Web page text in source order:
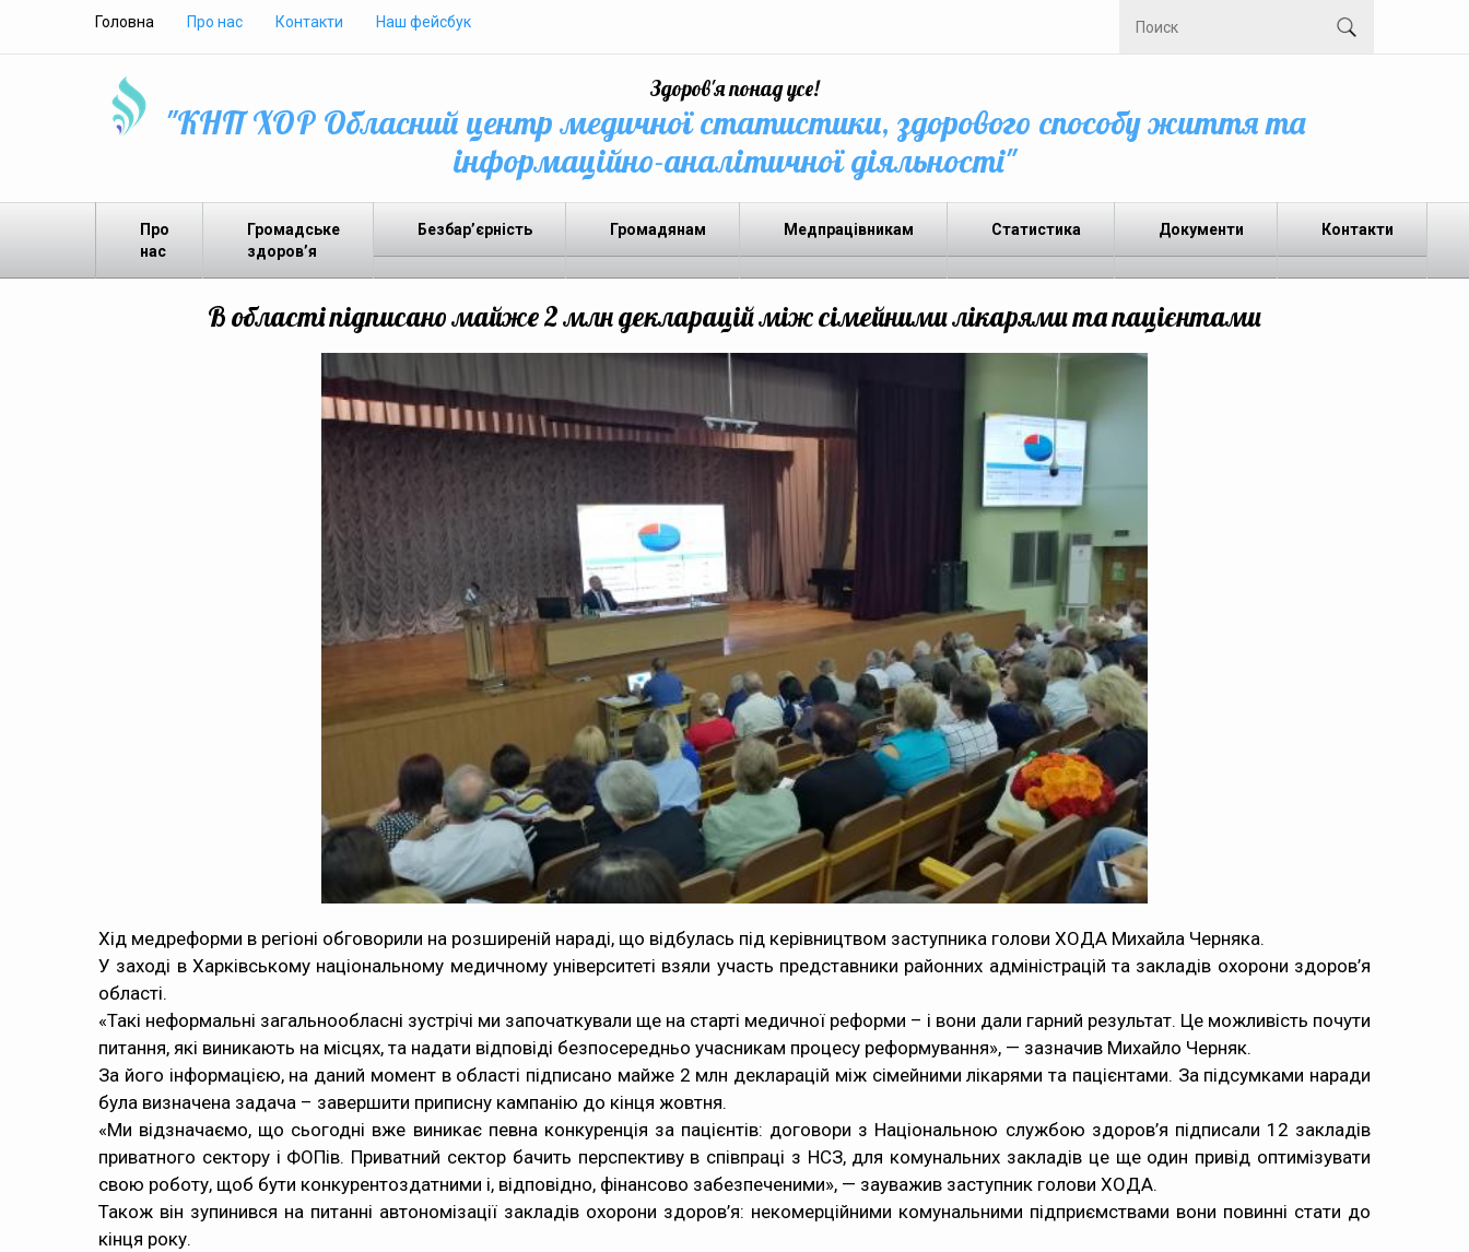
Головна Про нас Контакти Наш фейсбук
Здоров'я понад усе!
"КНП ХОР Обласний центр медичної статистики, здорового способу життя та
інформаційно-аналітичної діяльності"
Про
нас
Громадське
здоров’я
Безбар’єрність Громадянам Медпрацівникам Статистика Документи Контакти
В області підписано майже 2 млн декларацій між сімейними лікарями та пацієнтами
Хід медреформи в регіоні обговорили на розширеній нараді, що відбулась під керівництвом заступника голови ХОДА Михайла Черняка.
У заході в Харківському національному медичному університеті взяли участь представники районних адміністрацій та закладів охорони здоров’я
області.
«Такі неформальні загальнообласні зустрічі ми започаткували ще на старті медичної реформи – і вони дали гарний результат. Це можливість почути
питання, які виникають на місцях, та надати відповіді безпосередньо учасникам процесу реформування», — зазначив Михайло Черняк.
За його інформацією, на даний момент в області підписано майже 2 млн декларацій між сімейними лікарями та пацієнтами. За підсумками наради
була визначена задача – завершити приписну кампанію до кінця жовтня.
«Ми відзначаємо, що сьогодні вже виникає певна конкуренція за пацієнтів: договори з Національною службою здоров’я підписали 12 закладів
приватного сектору і ФОПів. Приватний сектор бачить перспективу в співпраці з НСЗ, для комунальних закладів це ще один привід оптимізувати
свою роботу, щоб бути конкурентоздатними і, відповідно, фінансово забезпеченими», — зауважив заступник голови ХОДА.
Також він зупинився на питанні автономізації закладів охорони здоров’я: некомерційними комунальними підприємствами вони повинні стати до
кінця року.